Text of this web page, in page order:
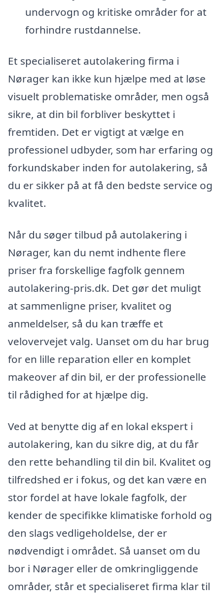
undervogn og kritiske områder for at
forhindre rustdannelse.
Et specialiseret autolakering firma i
Nørager kan ikke kun hjælpe med at løse
visuelt problematiske områder, men også
sikre, at din bil forbliver beskyttet i
fremtiden. Det er vigtigt at vælge en
professionel udbyder, som har erfaring og
forkundskaber inden for autolakering, så
du er sikker på at få den bedste service og
kvalitet.
Når du søger tilbud på autolakering i
Nørager, kan du nemt indhente flere
priser fra forskellige fagfolk gennem
autolakering-pris.dk. Det gør det muligt
at sammenligne priser, kvalitet og
anmeldelser, så du kan træffe et
velovervejet valg. Uanset om du har brug
for en lille reparation eller en komplet
makeover af din bil, er der professionelle
til rådighed for at hjælpe dig.
Ved at benytte dig af en lokal ekspert i
autolakering, kan du sikre dig, at du får
den rette behandling til din bil. Kvalitet og
tilfredshed er i fokus, og det kan være en
stor fordel at have lokale fagfolk, der
kender de specifikke klimatiske forhold og
den slags vedligeholdelse, der er
nødvendigt i området. Så uanset om du
bor i Nørager eller de omkringliggende
områder, står et specialiseret firma klar til